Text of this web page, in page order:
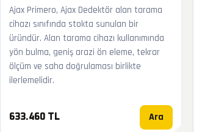
Ajax Primero, Ajax Dedektör alan tarama
cihazı sınıfında stokta sunulan bir
üründür. Alan tarama cihazı kullanımında
yön bulma, geniş arazi ön eleme, tekrar
ölçüm ve saha doğrulaması birlikte
ilerlemelidir.
633.460 TL Ara